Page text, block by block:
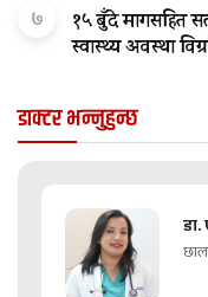
७
१५ बुँदे मागसहित
स्वास्थ्य अवस्था
डाक्टर भन्नुहुन्छ
डा.